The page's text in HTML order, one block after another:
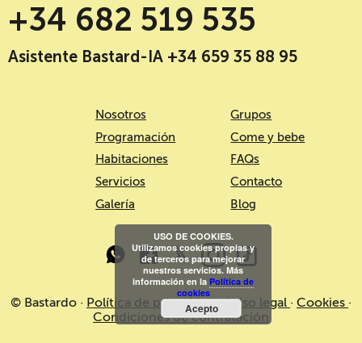
+34 682 519 535
Asistente Bastard-IA +34 659 35 88 95
Nosotros
Programación
Habitaciones
Servicios
Galería
Grupos
Come y bebe
FAQs
Contacto
Blog
© Bastardo · Política de privacidad·Aviso legal · Cookies ·
Condiciones de contratación
USO DE COOKIES.
Utilizamos cookies propias y
de terceros para mejorar
nuestros servicios. Más
información en la Política de
cookies
Acepto